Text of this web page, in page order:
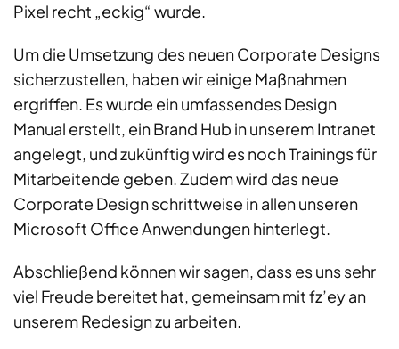
Pixel recht „eckig“ wurde.
Um die Umsetzung des neuen Corporate Designs
sicherzustellen, haben wir einige Maßnahmen
ergriffen. Es wurde ein umfassendes Design
Manual erstellt, ein Brand Hub in unserem Intranet
angelegt, und zukünftig wird es noch Trainings für
Mitarbeitende geben. Zudem wird das neue
Corporate Design schrittweise in allen unseren
Microsoft Office Anwendungen hinterlegt.
Abschließend können wir sagen, dass es uns sehr
viel Freude bereitet hat, gemeinsam mit fz’ey an
unserem Redesign zu arbeiten.